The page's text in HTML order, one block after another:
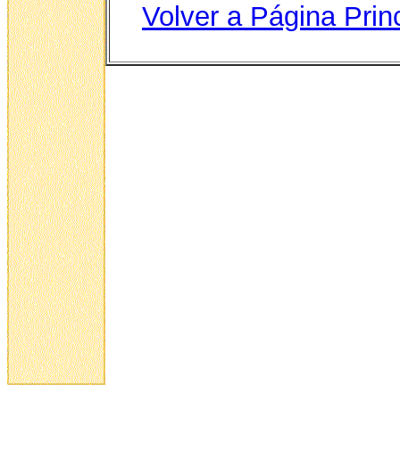
Volver a Página